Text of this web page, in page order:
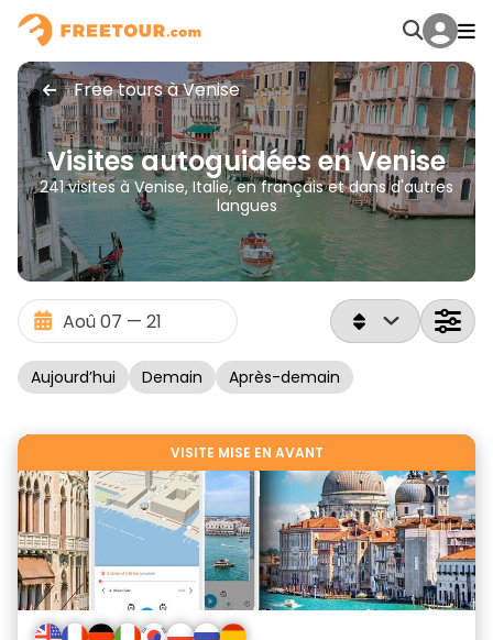
Free tours à Venise
Visites autoguidées en Venise
241 visites à Venise, Italie, en français et dans d'autres
langues
Aujourd’hui Demain Après-demain
VISITE MISE EN AVANT